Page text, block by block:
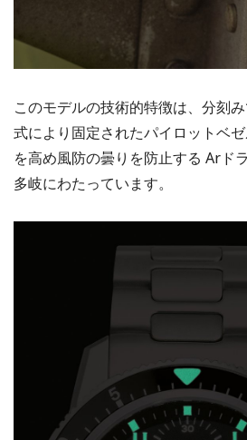
このモデルの技術的特徴は、分刻
式により固定されたパイロットベ
を高め風防の曇りを防止する Arド
多岐にわたっています。